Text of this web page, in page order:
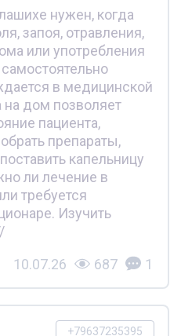
нужен, когда
запоя, отравления,
или употребления
в медицинской
дом позволяет
пациента,
препараты,
капельницу
ли лечение в
требуется
Изучить
10.07.26 687 1
+79637235395